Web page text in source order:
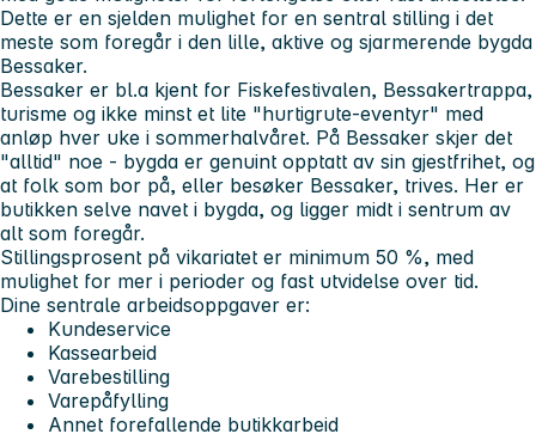
Dette er en sjelden mulighet for en sentral stilling i det
meste som foregår i den lille, aktive og sjarmerende bygda
Bessaker.
Bessaker er bl.a kjent for Fiskefestivalen, Bessakertrappa,
turisme og ikke minst et lite "hurtigrute-eventyr" med
anløp hver uke i sommerhalvåret. På Bessaker skjer det
"alltid" noe - bygda er genuint opptatt av sin gjestfrihet, og
at folk som bor på, eller besøker Bessaker, trives. Her er
butikken selve navet i bygda, og ligger midt i sentrum av
alt som foregår.
Stillingsprosent på vikariatet er minimum 50 %, med
mulighet for mer i perioder og fast utvidelse over tid.
Dine sentrale arbeidsoppgaver er:
Kundeservice
Kassearbeid
Varebestilling
Varepåfylling
Annet forefallende butikkarbeid